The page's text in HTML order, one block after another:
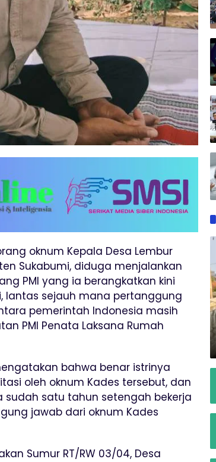
oknum Kepala Desa Lembur
Sukabumi, diduga menjalankan
PMI yang ia berangkatkan kini
lantas sejauh mana pertanggung
pemerintah Indonesia masih
PMI Penata Laksana Rumah
bahwa benar istrinya
oleh oknum Kades tersebut, dan
satu tahun setengah bekerja
jawab dari oknum Kades
Sumur RT/RW 03/04, Desa